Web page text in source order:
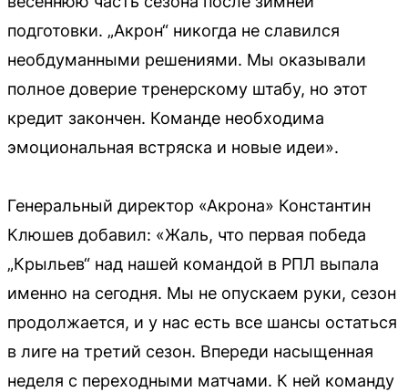
подготовки. „Акрон“ никогда не славился
необдуманными решениями. Мы оказывали
полное доверие тренерскому штабу, но этот
кредит закончен. Команде необходима
эмоциональная встряска и новые идеи».
Генеральный директор «Акрона» Константин
Клюшев добавил: «Жаль, что первая победа
„Крыльев“ над нашей командой в РПЛ выпала
именно на сегодня. Мы не опускаем руки, сезон
продолжается, и у нас есть все шансы остаться
в лиге на третий сезон. Впереди насыщенная
неделя с переходными матчами. К ней команду